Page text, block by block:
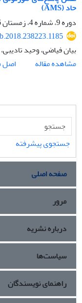
حاد (AMS)
دوره 9، شماره 4، زمستان 1396، صفحه
بیان فیاضی، وحید
مشاهده مقاله
اصل
جستجوی پیشرفته
صفحه اصلی
مرور
درباره نشریه
سیاست‌ها
راهنمای نویسندگان